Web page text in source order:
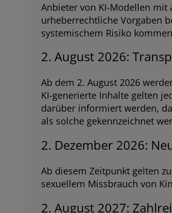
Anbieter von KI-Modellen mit
urheberrechtliche Vorgaben
systemischem Risiko
2. August 2026:
Ab dem 2. August 2026
KI-generierte Inhalte gelten
darüber informiert werden,
als solche gekennzeichnet
2. Dezember 2026:
Ab diesem Zeitpunkt gelten
sexuellem Missbrauch von
2. August 2027: